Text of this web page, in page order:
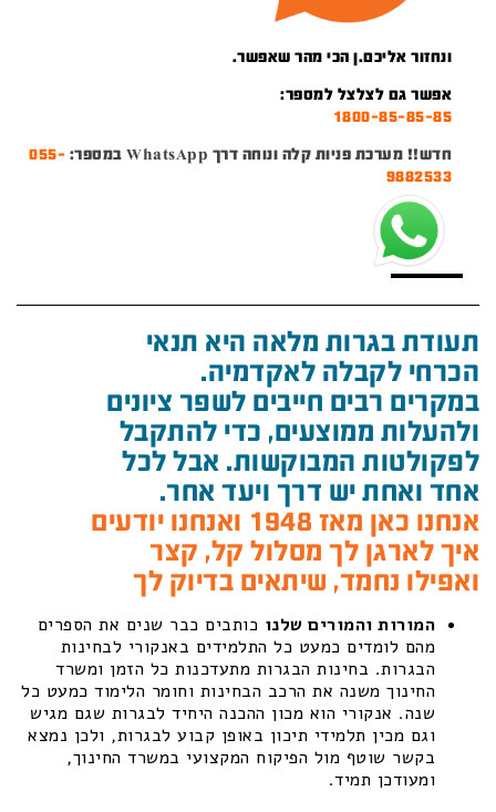
ונחזור אליכם.ן הכי מהר שאפשר.
אפשר גם לצלצל למספר:
1800-85-85-85
חדש!! מערכת פניות קלה ונוחה דרך WhatsApp במספר:
055-
9882533
תעודת בגרות מלאה היא תנאי
הכרחי לקבלה לאקדמיה.
במקרים רבים חייבים לשפר ציונים
ולהעלות ממוצעים, כדי להתקבל
לפקולטות המבוקשות. אבל לכל
אחד ואחת יש דרך ויעד אחר.
אנחנו כאן מאז 1948 ואנחנו יודעים
איך לארגן לך מסלול קל, קצר
ואפילו נחמד, שיתאים בדיוק לך
המורות והמורים שלנו כותבים כבר שנים את הספרים
מהם לומדים כמעט כל התלמידים באנקורי לבחינות
הבגרות. בחינות הבגרות מתעדכנות כל הזמן ומשרד
החינוך משנה את הרכב הבחינות וחומר הלימוד כמעט כל
שנה. אנקורי הוא מכון ההכנה היחיד לבגרות שגם מגיש
וגם מכין תלמידי תיכון באופן קבוע לבגרות, ולכן נמצא
בקשר שוטף מול הפיקוח המקצועי במשרד החינוך,
ומעודכן תמיד.